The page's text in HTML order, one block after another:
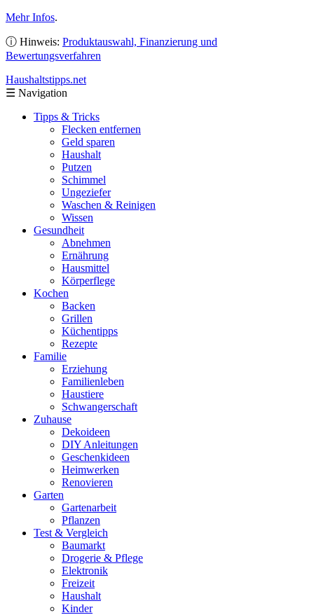
Mehr Infos.
ⓘ Hinweis: Produktauswahl, Finanzierung und
Bewertungsverfahren
Haushaltstipps.net
☰ Navigation
Tipps & Tricks
Flecken entfernen
Geld sparen
Haushalt
Putzen
Schimmel
Ungeziefer
Waschen & Reinigen
Wissen
Gesundheit
Abnehmen
Ernährung
Hausmittel
Körperflege
Kochen
Backen
Grillen
Küchentipps
Rezepte
Familie
Erziehung
Familienleben
Haustiere
Schwangerschaft
Zuhause
Dekoideen
DIY Anleitungen
Geschenkideen
Heimwerken
Renovieren
Garten
Gartenarbeit
Pflanzen
Test & Vergleich
Baumarkt
Drogerie & Pflege
Elektronik
Freizeit
Haushalt
Kinder